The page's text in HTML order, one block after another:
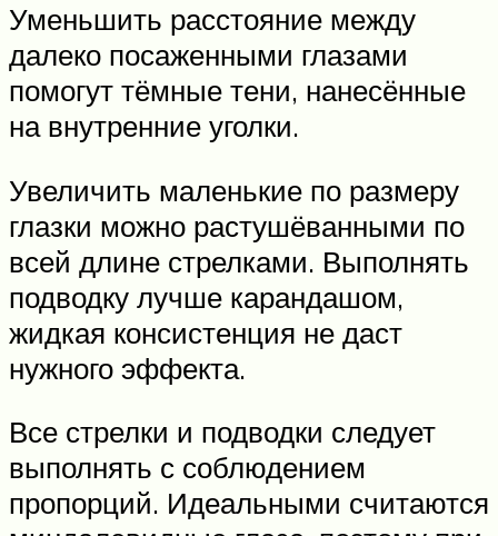
Уменьшить расстояние между
далеко посаженными глазами
помогут тёмные тени, нанесённые
на внутренние уголки.
Увеличить маленькие по размеру
глазки можно растушёванными по
всей длине стрелками. Выполнять
подводку лучше карандашом,
жидкая консистенция не даст
нужного эффекта.
Все стрелки и подводки следует
выполнять с соблюдением
пропорций. Идеальными считаются